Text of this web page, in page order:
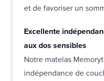
et de favoriser un
Excellente
aux dos sensibles
Notre matelas
indépendance de